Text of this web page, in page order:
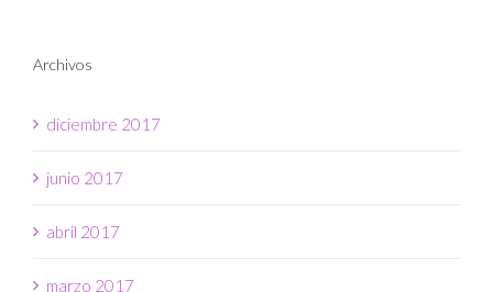
Archivos
diciembre 2017
junio 2017
abril 2017
marzo 2017